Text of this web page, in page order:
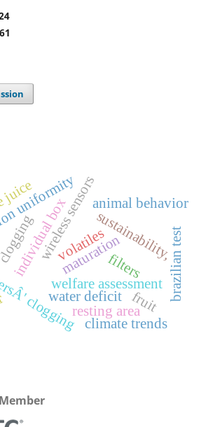
water deficit
maturation
welfare assessment
individual box
wireless sensorssustainability,
uniformity
clogging fruit
volatiles
filters
resting area
animal behavior
climate trends
brazilian test